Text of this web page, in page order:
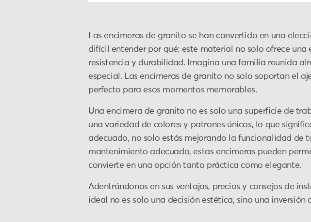
Las encimeras de granito se han convertido en una
difícil entender por qué: este material no solo ofrece
resistencia y durabilidad. Imagina una familia reunida
especial. Las encimeras de granito no solo soportan el
perfecto para esos momentos memorables.
Una encimera de granito no es solo una superficie de
una variedad de colores y patrones únicos, lo que
adecuado, no solo estás mejorando la funcionalidad de
mantenimiento adecuado, estas encimeras pueden
convierte en una opción tanto práctica como elegante.
Adentrándonos en sus ventajas, precios y consejos de
ideal no es solo una decisión estética, sino una